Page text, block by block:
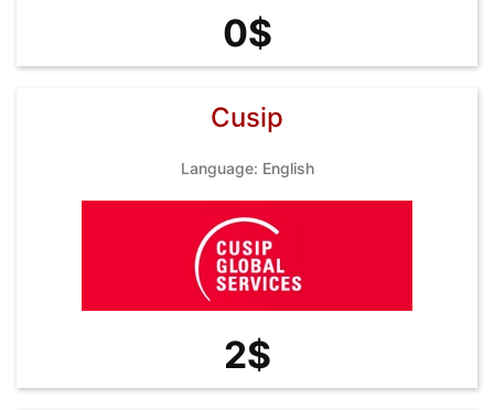
0$
Cusip
Language: English
2$